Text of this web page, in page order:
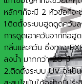
หลักๆก็จะมี 2 หัวข้อที่จ
1.ติดตั้งระบบฮูดดูดควัน
การดูดเอาควันจากท่อฮู
กลิ่นและควัน ซึ่งทาง
ลงน้ำ มากกว่า 20 ปี
2.ติดตั้งระบบ UV จะเ